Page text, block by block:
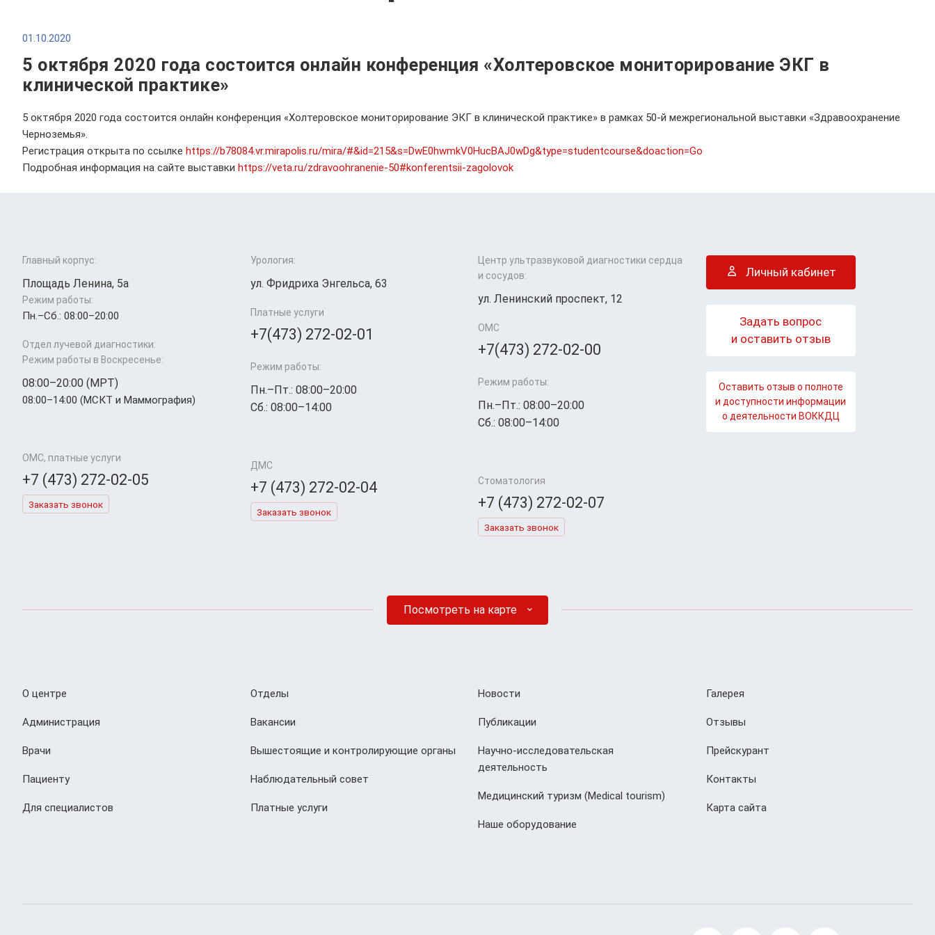
01.10.2020
5 октября 2020 года состоится онлайн конференция «Холтеровское мониторирование ЭКГ в
клинической практике»
5 октября 2020 года состоится онлайн конференция «Холтеровское мониторирование ЭКГ в клинической практике» в рамках 50-й межрегиональной выставки «Здравоохранение
Черноземья».
Регистрация открыта по ссылке https://b78084.vr.mirapolis.ru/mira/#&id=215&s=DwE0hwmkV0HucBAJ0wDg&type=studentcourse&doaction=Go
Подробная информация на сайте выставки https://veta.ru/zdravoohranenie-50#konferentsii-zagolovok
Главный корпус:
Площадь Ленина, 5а
Режим работы:
Пн.–Cб.: 08:00–20:00
Отдел лучевой диагностики:
Режим работы в Воскресенье:
08:00–20:00 (МРТ)
08:00–14:00 (МСКТ и Маммография)
ОМС, платные услуги
+7 (473) 272-02-05
Заказать звонок
Урология:
ул. Фридриха Энгельса, 63
Платные услуги
+7(473) 272-02-01
Режим работы:
Пн.–Пт.: 08:00–20:00
Сб.: 08:00–14:00
ДМС
+7 (473) 272-02-04
Заказать звонок
Центр ультразвуковой диагностики сердца
и сосудов:
ул. Ленинский проспект, 12
ОМС
+7(473) 272-02-00
Режим работы:
Пн.–Пт.: 08:00–20:00
Сб.: 08:00–14:00
Стоматология
+7 (473) 272-02-07
Заказать звонок
Личный кабинет
Задать вопрос
и оставить отзыв
Оставить отзыв о полноте
и доступности информации
о деятельности ВОККДЦ
Посмотреть на карте
О центре
Администрация
Врачи
Пациенту
Для специалистов
Отделы
Вакансии
Вышестоящие и контролирующие органы
Наблюдательный совет
Платные услуги
Новости
Публикации
Научно-исследовательская
деятельность
Медицинский туризм (Мedical tourism)
Наше оборудование
Галерея
Отзывы
Прейскурант
Контакты
Карта сайта